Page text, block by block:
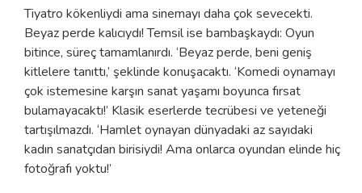
Tiyatro kökenliydi ama sinemayı daha çok sevecekti.
Beyaz perde kalıcıydı! Temsil ise bambaşkaydı: Oyun
bitince, süreç tamamlanırdı. ‘Beyaz perde, beni geniş
kitlelere tanıttı,’ şeklinde konuşacaktı. ‘Komedi oynamayı
çok istemesine karşın sanat yaşamı boyunca fırsat
bulamayacaktı!’ Klasik eserlerde tecrübesi ve yeteneği
tartışılmazdı. ‘Hamlet oynayan dünyadaki az sayıdaki
kadın sanatçıdan birisiydi! Ama onlarca oyundan elinde hiç
fotoğrafı yoktu!’